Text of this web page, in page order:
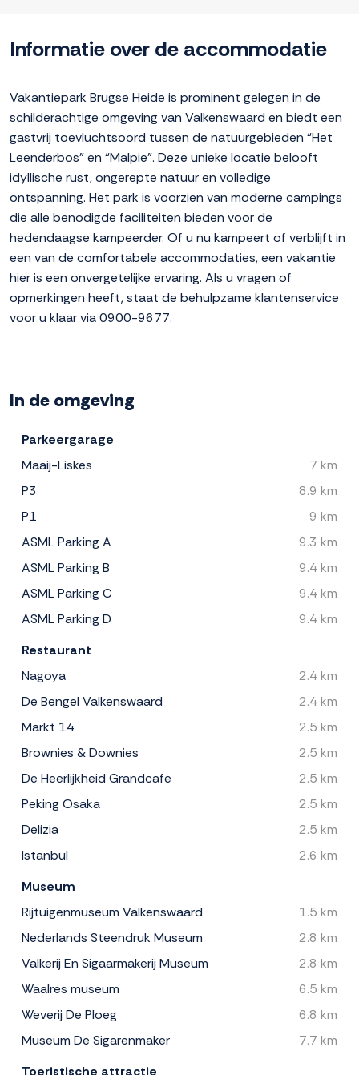
Informatie over de accommodatie
Vakantiepark Brugse Heide is prominent gelegen in de
schilderachtige omgeving van Valkenswaard en biedt een
gastvrij toevluchtsoord tussen de natuurgebieden “Het
Leenderbos” en “Malpie”. Deze unieke locatie belooft
idyllische rust, ongerepte natuur en volledige
ontspanning. Het park is voorzien van moderne campings
die alle benodigde faciliteiten bieden voor de
hedendaagse kampeerder. Of u nu kampeert of verblijft in
een van de comfortabele accommodaties, een vakantie
hier is een onvergetelijke ervaring. Als u vragen of
opmerkingen heeft, staat de behulpzame klantenservice
voor u klaar via 0900-9677.
In de omgeving
Parkeergarage
Maaij-Liskes
7 km
P3
8.9 km
P1
9 km
ASML Parking A
9.3 km
ASML Parking B
9.4 km
ASML Parking C
9.4 km
ASML Parking D
9.4 km
Restaurant
Nagoya
2.4 km
De Bengel Valkenswaard
2.4 km
Markt 14
2.5 km
Brownies & Downies
2.5 km
De Heerlijkheid Grandcafe
2.5 km
Peking Osaka
2.5 km
Delizia
2.5 km
Istanbul
2.6 km
Museum
Rijtuigenmuseum Valkenswaard
1.5 km
Nederlands Steendruk Museum
2.8 km
Valkerij En Sigaarmakerij Museum
2.8 km
Waalres museum
6.5 km
Weverij De Ploeg
6.8 km
Museum De Sigarenmaker
7.7 km